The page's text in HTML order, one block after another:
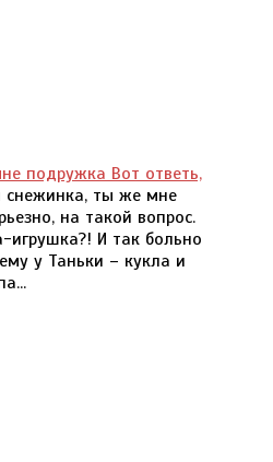
подружка Вот ответь,
снежинка, ты же мне
на такой вопрос.
игрушка?! И так больно
у Таньки – кукла и